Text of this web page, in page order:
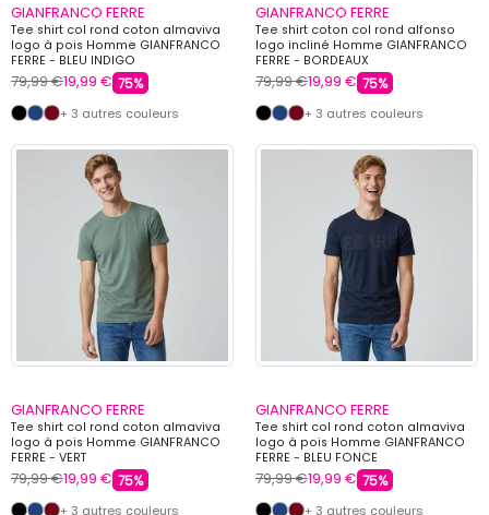
GIANFRANCO FERRE
Tee shirt col rond coton almaviva
logo à pois Homme GIANFRANCO
FERRE - BLEU INDIGO
79,99 €19,99 € 75%
+ 3 autres couleurs
GIANFRANCO FERRE
Tee shirt coton col rond alfonso
logo incliné Homme GIANFRANCO
FERRE - BORDEAUX
79,99 €19,99 € 75%
+ 3 autres couleurs
GIANFRANCO FERRE
Tee shirt col rond coton almaviva
logo à pois Homme GIANFRANCO
FERRE - VERT
79,99 €19,99 € 75%
+ 3 autres couleurs
GIANFRANCO FERRE
Tee shirt col rond coton almaviva
logo à pois Homme GIANFRANCO
FERRE - BLEU FONCE
79,99 €19,99 € 75%
+ 3 autres couleurs